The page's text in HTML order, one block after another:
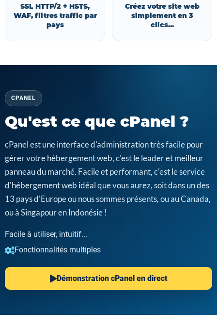
SSL HTTP/2 + HSTS,
WAF, filtres traffic par
pays
Créez votre site web
simplement en 3
clics...
CPANEL
Qu'est ce que cPanel ?
cPanel est une interface d'administration très facile pour
gérer votre hébergement web, c'est le leader et meilleur
panneau du marché. Facile et performant, c'est le service
d'hébergement web idéal que vous aurez, soit dans un des
13 pays d'Europe ou nous sommes présents, ou au Canada,
ou à Singapour en Indonésie !
Facile à utiliser, intuitif...
Fonctionnalités multiples
Démonstration cPanel en direct